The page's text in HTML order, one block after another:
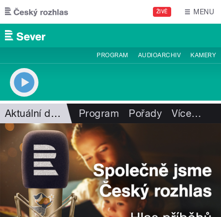
Přejít k hlavnímu obsahu
ŽIVĚ MENU
PROGRAM AUDIOARCHIV KAMERY
Aktuální dění Program Pořady Více…